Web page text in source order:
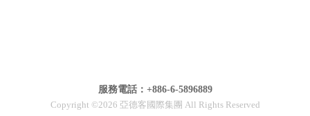
服務電話：+886-6-5896889
Copyright ©2026 亞德客國際集團 All Rights Reserved